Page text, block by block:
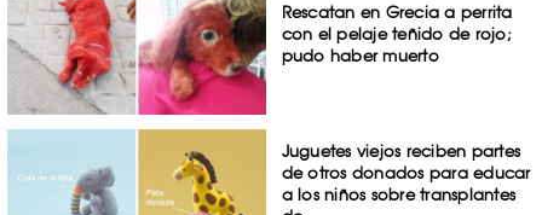
Rescatan en Grecia a perrita
con el pelaje teñido de rojo;
pudo haber muerto
Juguetes viejos reciben partes
de otros donados para educar
a los niños sobre transplantes